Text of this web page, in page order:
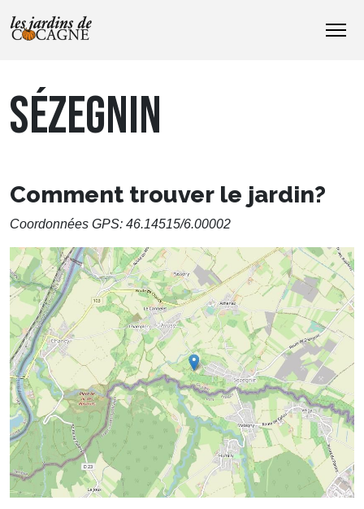
SÉZEGNIN
Comment trouver le jardin?
Coordonnées GPS: 46.14515/6.00002